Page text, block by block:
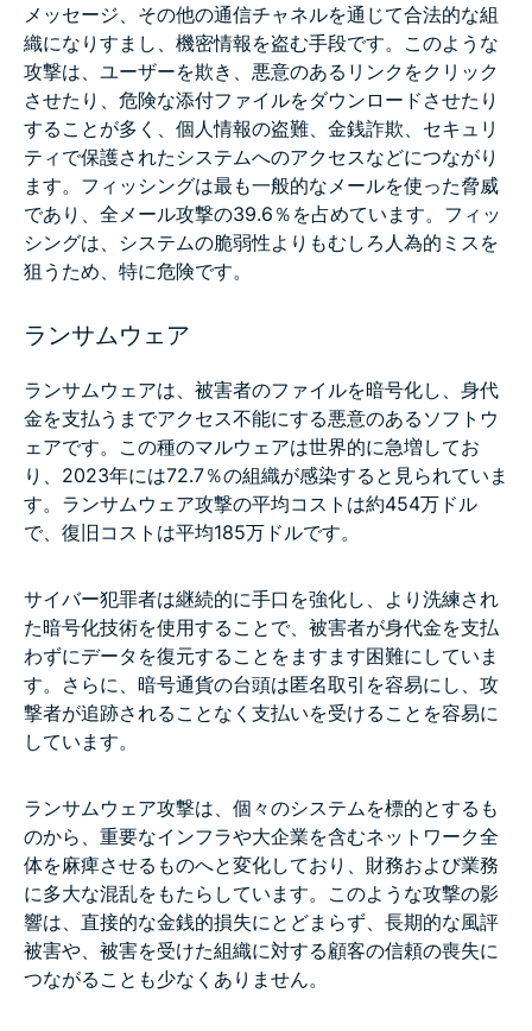
メッセージ、その他の通信チャネルを通じて合法的な組
織になりすまし、機密情報を盗む手段です。このような
攻撃は、ユーザーを欺き、悪意のあるリンクをクリック
させたり、危険な添付ファイルをダウンロードさせたり
することが多く、個人情報の盗難、金銭詐欺、セキュリ
ティで保護されたシステムへのアクセスなどにつながり
ます。フィッシングは最も一般的なメールを使った脅威
であり、全メール攻撃の39.6％を占めています。フィッ
シングは、システムの脆弱性よりもむしろ人為的ミスを
狙うため、特に危険です。
ランサムウェア
ランサムウェアは、被害者のファイルを暗号化し、身代
金を支払うまでアクセス不能にする悪意のあるソフトウ
ェアです。この種のマルウェアは世界的に急増してお
り、2023年には72.7％の組織が感染すると見られていま
す。ランサムウェア攻撃の平均コストは約454万ドル
で、復旧コストは平均185万ドルです。
サイバー犯罪者は継続的に手口を強化し、より洗練され
た暗号化技術を使用することで、被害者が身代金を支払
わずにデータを復元することをますます困難にしていま
す。さらに、暗号通貨の台頭は匿名取引を容易にし、攻
撃者が追跡されることなく支払いを受けることを容易に
しています。
ランサムウェア攻撃は、個々のシステムを標的とするも
のから、重要なインフラや大企業を含むネットワーク全
体を麻痺させるものへと変化しており、財務および業務
に多大な混乱をもたらしています。このような攻撃の影
響は、直接的な金銭的損失にとどまらず、長期的な風評
被害や、被害を受けた組織に対する顧客の信頼の喪失に
つながることも少なくありません。